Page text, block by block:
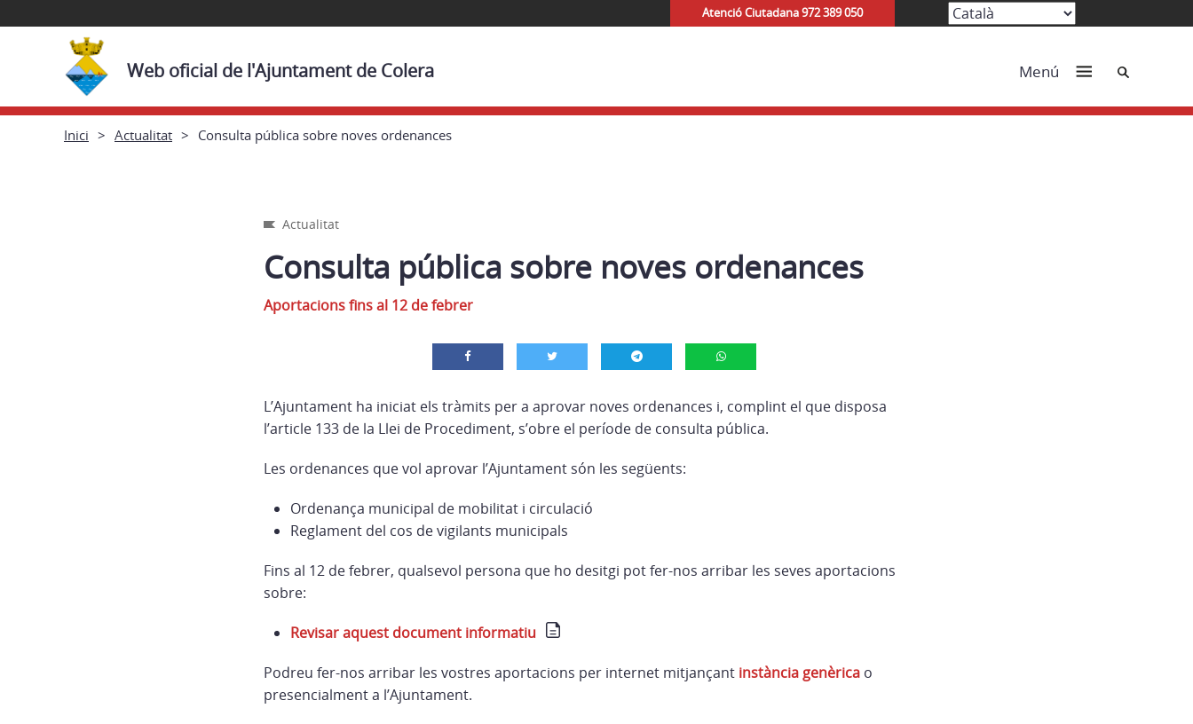
Atenció Ciutadana 972 389 050
Web oficial de l'Ajuntament de Colera Menú Cerca
Inici Actualitat Consulta pública sobre noves ordenances
Actualitat
Consulta pública sobre noves ordenances
Aportacions fins al 12 de febrer
L’Ajuntament ha iniciat els tràmits per a aprovar noves ordenances i, complint el que disposa
l’article 133 de la Llei de Procediment, s’obre el període de consulta pública.
Les ordenances que vol aprovar l’Ajuntament són les següents:
Ordenança municipal de mobilitat i circulació
Reglament del cos de vigilants municipals
Fins al 12 de febrer, qualsevol persona que ho desitgi pot fer-nos arribar les seves aportacions
sobre:
Revisar aquest document informatiu
Podreu fer-nos arribar les vostres aportacions per internet mitjançant instància genèrica o
presencialment a l’Ajuntament.